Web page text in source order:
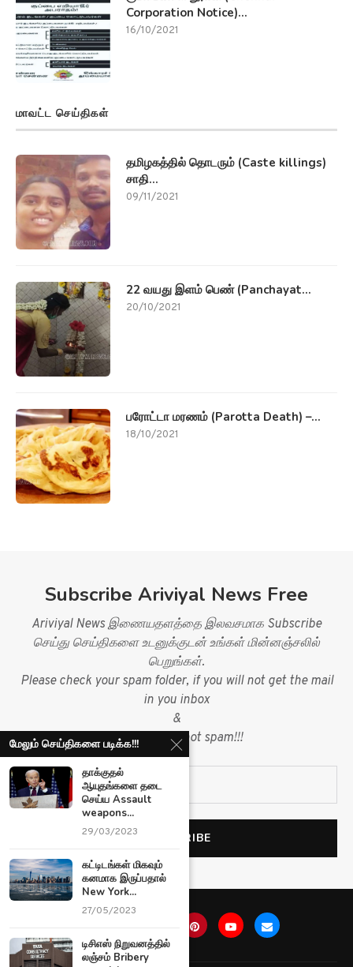
Corporation Notice)...
16/10/2021
மாவட்ட செய்திகள்
தமிழகத்தில் தொடரும் (Caste killings)
சாதி...
09/11/2021
22 வயது இளம் பெண் (Panchayat...
20/10/2021
பரோட்டா மரணம் (Parotta Death) –...
18/10/2021
Subscribe Ariviyal News Free
Ariviyal News இணையதளத்தை இலவசமாக Subscribe
செய்து செய்திகளை உடனுக்குடன் உங்கள் மின்னஞ்சலில்
பெறுங்கள்.
Please check your spam folder, if you will not get the mail
in you inbox
&
mark mail as not spam!!!
மேலும் செய்திகளை படிக்க!!!
தாக்குதல்
ஆயுதங்களை தடை
செய்ய Assault
weapons...
29/03/2023
கட்டிடங்கள் மிகவும்
கனமாக இருப்பதால்
New York...
27/05/2023
டிசிஎஸ் நிறுவனத்தில்
லஞ்சம் Bribery